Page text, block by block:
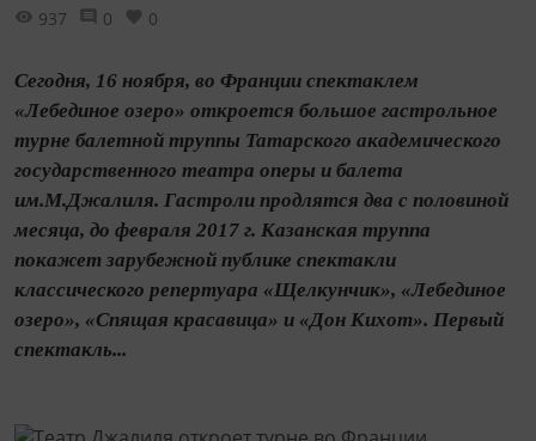
937 0 0
Сегодня, 16 ноября, во Франции спектаклем
«Лебединое озеро» откроется большое гастрольное
турне балетной труппы Татарского академического
государственного театра оперы и балета
им.М.Джалиля. Гастроли продлятся два с половиной
месяца, до февраля 2017 г. Казанская труппа
покажет зарубежной публике спектакли
классического репертуара «Щелкунчик», «Лебединое
озеро», «Спящая красавица» и «Дон Кихот». Первый
спектакль...